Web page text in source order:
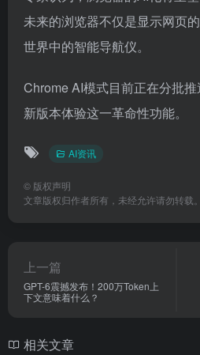
未来的浏览器不仅是显示网页
世界中的智能导航仪。
Chrome AI模式目前正在分批
新版本体验这一革命性功能。
AI资讯
© 版权声明
文章版权归作者所有，未经允许请勿转载。
上一篇
GPT-6震撼发布！200万Token上
下文意味着什么？
相关文章